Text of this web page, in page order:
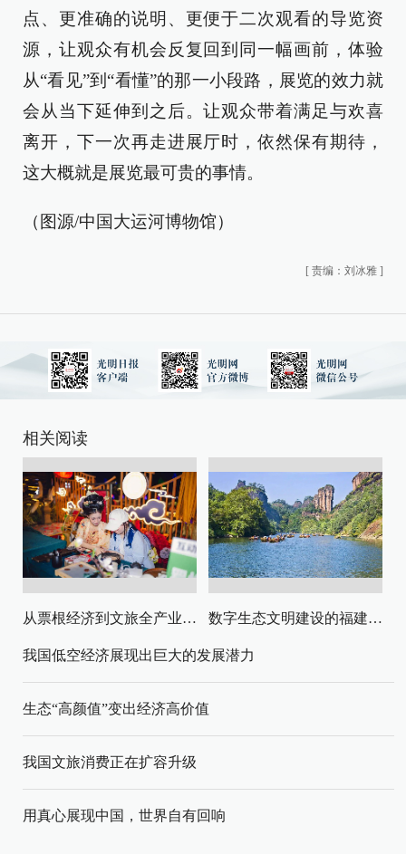
点、更准确的说明、更便于二次观看的导览资
源，让观众有机会反复回到同一幅画前，体验
从“看见”到“看懂”的那一小段路，展览的效力就
会从当下延伸到之后。让观众带着满足与欢喜
离开，下一次再走进展厅时，依然保有期待，
这大概就是展览最可贵的事情。
（图源/中国大运河博物馆）
[ 责编：刘冰雅 ]
相关阅读
从票根经济到文旅全产业链升级 数字生态文明建设的福建路径与启示
我国低空经济展现出巨大的发展潜力
生态“高颜值”变出经济高价值
我国文旅消费正在扩容升级
用真心展现中国，世界自有回响